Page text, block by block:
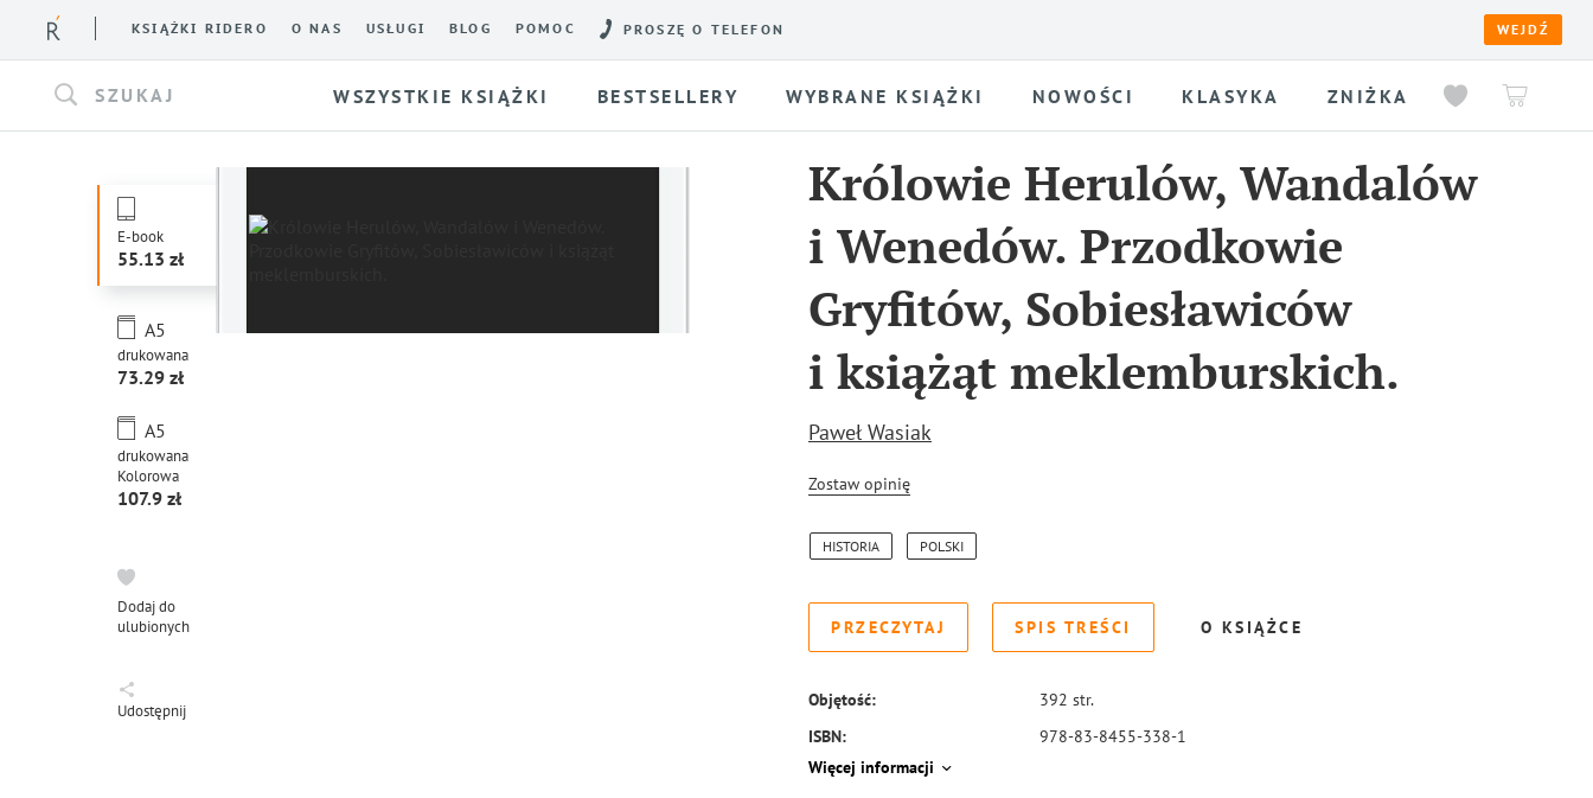
KSIĄŻKI RIDERO O NAS USŁUGI BLOG POMOC PROSZĘ O TELEFON WEJDŹ
SZUKAJ WSZYSTKIE KSIĄŻKI BESTSELLERY WYBRANE KSIĄŻKI NOWOŚCI KLASYKA ZNIŻKA
E-book
55.13
drukowana
A5
73.29
drukowana
A5
Kolorowa
107.9
Dodaj do
ulubionych
Udostępnij
Królowie Herulów, Wandalów
i Wenedów. Przodkowie
Gryfitów, Sobiesławiców
i książąt meklemburskich.
Paweł Wasiak
Zostaw opinię
HISTORIA POLSKI
PRZECZYTAJ SPIS TREŚCI O KSIĄŻCE
Objętość: 392 str.
ISBN:
978-83-8455-338-1
Więcej informacji